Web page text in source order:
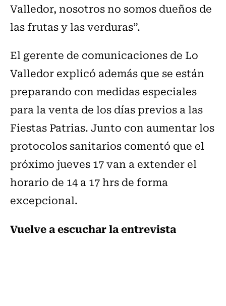
Valledor, nosotros no somos dueños de
las frutas y las verduras”.
El gerente de comunicaciones de Lo
Valledor explicó además que se están
preparando con medidas especiales
para la venta de los días previos a las
Fiestas Patrias. Junto con aumentar los
protocolos sanitarios comentó que el
próximo jueves 17 van a extender el
horario de 14 a 17 hrs de forma
excepcional.
Vuelve a escuchar la entrevista